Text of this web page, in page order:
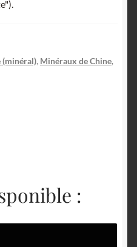
, Minéraux de Chine,
: